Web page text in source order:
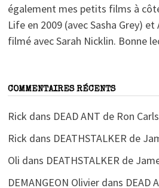
également mes petits films à
Life en 2009 (avec Sasha Grey)
filmé avec Sarah Nicklin. Bonne
COMMENTAIRES RÉCENTS
Rick dans DEAD ANT de Ron
Rick dans DEATHSTALKER de
Oli dans DEATHSTALKER de
DEMANGEON Olivierdans DEAD